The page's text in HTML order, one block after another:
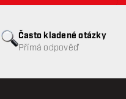
Často kladené otázky
Přímá odpověď
servis nedostupný